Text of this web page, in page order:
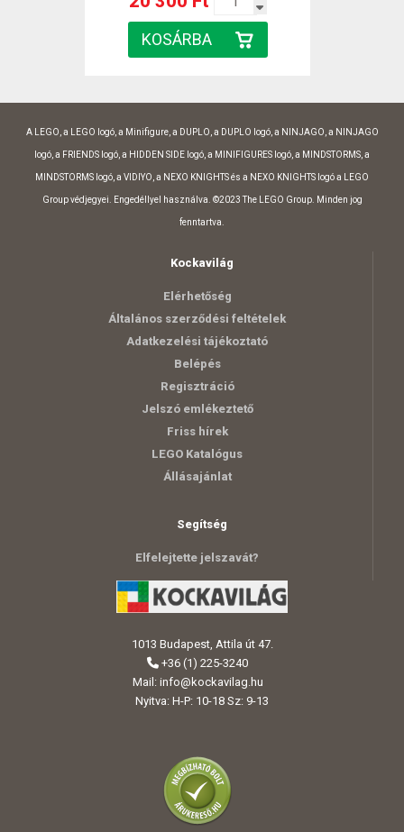
A LEGO, a LEGO logó, a Minifigure, a DUPLO, a DUPLO logó, a NINJAGO, a NINJAGO
logó, a FRIENDS logó, a HIDDEN SIDE logó, a MINIFIGURES logó, a MINDSTORMS, a
MINDSTORMS logó, a VIDIYO, a NEXO KNIGHTS és a NEXO KNIGHTS logó a LEGO
Group védjegyei. Engedéllyel használva. ©2023 The LEGO Group. Minden jog
fenntartva.
Kockavilág
Elérhetőség
Általános szerződési feltételek
Adatkezelési tájékoztató
Belépés
Regisztráció
Jelszó emlékeztető
Friss hírek
LEGO Katalógus
Állásajánlat
Segítség
Elfelejtette jelszavát?
1013 Budapest, Attila út 47.
+36 (1) 225-3240
Mail: info@kockavilag.hu
Nyitva: H-P: 10-18 Sz: 9-13